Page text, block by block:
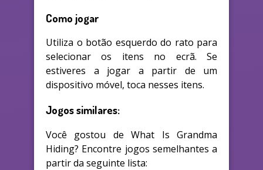
Como jogar
Utiliza o botão esquerdo do rato para
selecionar os itens no ecrã. Se
estiveres a jogar a partir de um
dispositivo móvel, toca nesses itens.
Jogos similares:
Você gostou de What Is Grandma
Hiding? Encontre jogos semelhantes a
partir da seguinte lista: